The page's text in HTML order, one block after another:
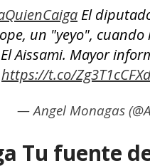
El
un "yeyo",
Aissami. Mayor
https://t.co/
— Angel Monagas
Tu fuente